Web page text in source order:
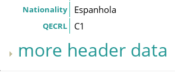
Nationality Espanhola
QECRL C1
more header data